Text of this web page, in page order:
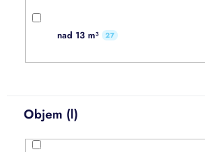
nad 13 m³ 27
Objem (l)